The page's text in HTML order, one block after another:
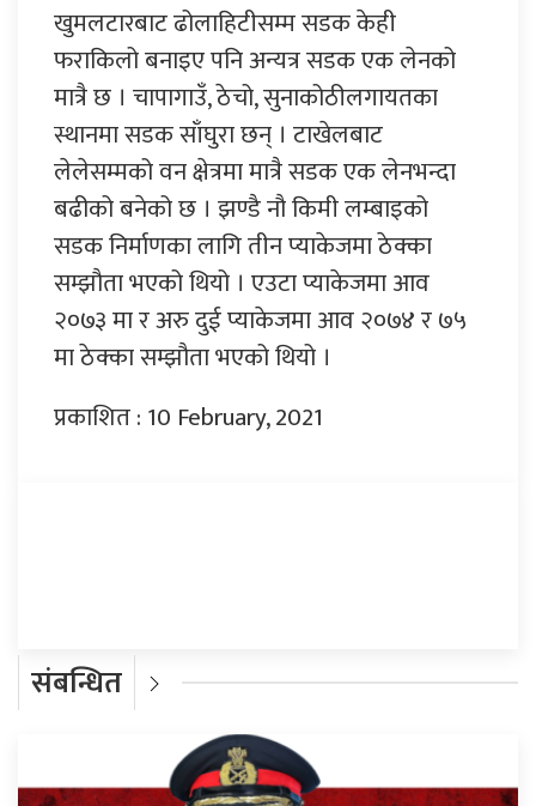
खुमलटारबाट ढोलाहिटीसम्म सडक केही
फराकिलो बनाइए पनि अन्यत्र सडक एक लेनको
मात्रै छ । चापागाउँ, ठेचो, सुनाकोठीलगायतका
स्थानमा सडक साँघुरा छन् । टाखेलबाट
लेलेसम्मको वन क्षेत्रमा मात्रै सडक एक लेनभन्दा
बढीको बनेको छ । झण्डै नौ किमी लम्बाइको
सडक निर्माणका लागि तीन प्याकेजमा ठेक्का
सम्झौता भएको थियो । एउटा प्याकेजमा आव
२०७३ मा र अरु दुई प्याकेजमा आव २०७४ र ७५
मा ठेक्का सम्झौता भएको थियो ।
प्रकाशित : 10 February, 2021
संबन्धित